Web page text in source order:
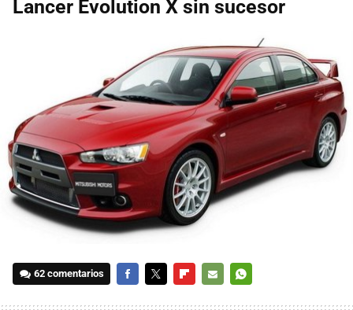
Lancer Evolution X sin sucesor
62 comentarios